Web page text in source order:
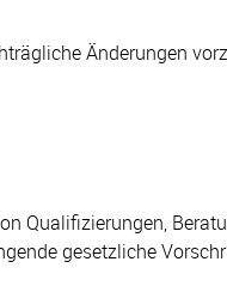
Änderungen
Qualifizierungen,
gesetzliche